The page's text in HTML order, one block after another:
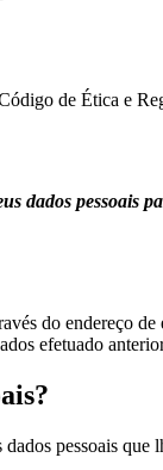
de Ética e
dados pessoais
do endereço de
efetuado
dados pessoais que